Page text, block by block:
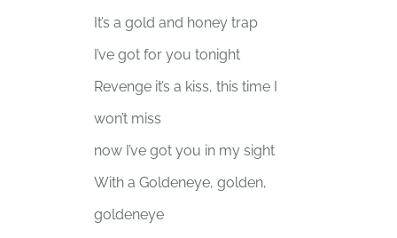
It’s a gold and honey trap
I’ve got for you tonight
Revenge it’s a kiss, this time I
won’t miss
now I’ve got you in my sight
With a Goldeneye, golden,
goldeneye